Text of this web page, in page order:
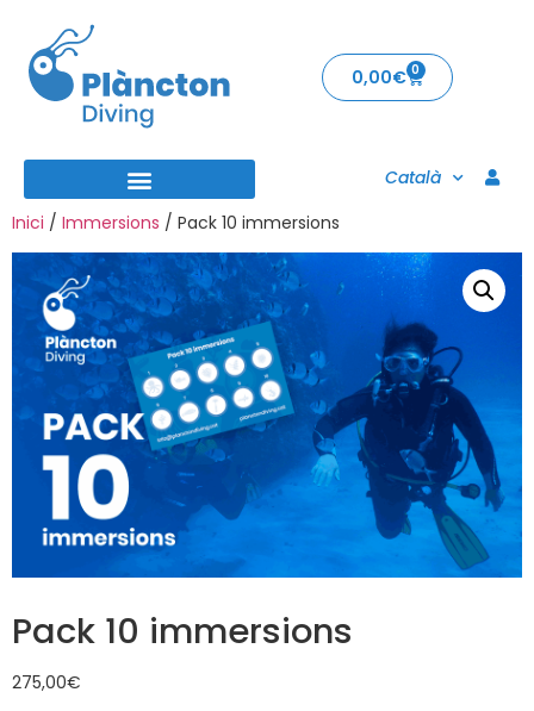
0,00€ 0
Català
Inici / Immersions / Pack 10 immersions
Pack 10 immersions
275,00€